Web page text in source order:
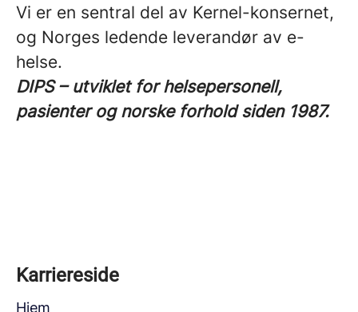
Vi er en sentral del av Kernel-konsernet,
og Norges ledende leverandør av e-
helse.
DIPS – utviklet for helsepersonell,
pasienter og norske forhold siden 1987.
Karriereside
Hjem